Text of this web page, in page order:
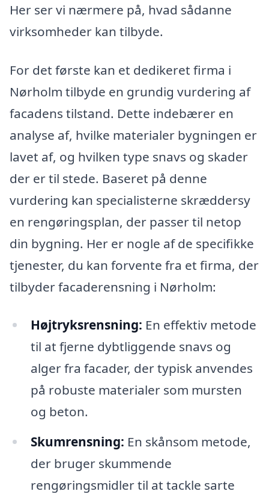
Her ser vi nærmere på, hvad sådanne
virksomheder kan tilbyde.
For det første kan et dedikeret firma i
Nørholm tilbyde en grundig vurdering af
facadens tilstand. Dette indebærer en
analyse af, hvilke materialer bygningen er
lavet af, og hvilken type snavs og skader
der er til stede. Baseret på denne
vurdering kan specialisterne skræddersy
en rengøringsplan, der passer til netop
din bygning. Her er nogle af de specifikke
tjenester, du kan forvente fra et firma, der
tilbyder facaderensning i Nørholm:
Højtryksrensning: En effektiv metode
til at fjerne dybtliggende snavs og
alger fra facader, der typisk anvendes
på robuste materialer som mursten
og beton.
Skumrensning: En skånsom metode,
der bruger skummende
rengøringsmidler til at tackle sarte